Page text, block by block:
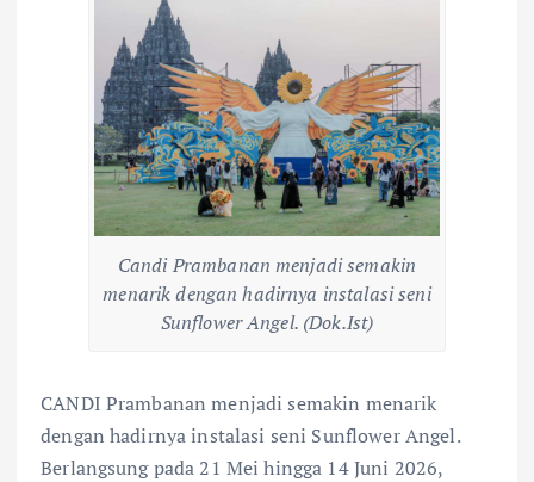
Candi Prambanan menjadi semakin
menarik dengan hadirnya instalasi seni
Sunflower Angel. (Dok.Ist)
CANDI Prambanan menjadi semakin menarik
dengan hadirnya instalasi seni Sunflower Angel.
Berlangsung pada 21 Mei hingga 14 Juni 2026,